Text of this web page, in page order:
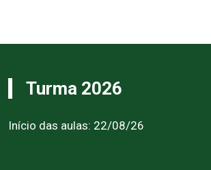
Turma 2026
Início das aulas: 22/08/26